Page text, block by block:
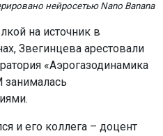
нейросетью Nano Banana
на источник в
Звегинцева арестовали
«Аэрогазодинамика
и его коллега – доцент